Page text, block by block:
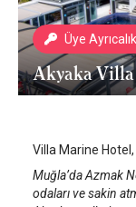
Üye
Akyaka
Villa Marine
Muğla’da Azmak
odaları ve sakin